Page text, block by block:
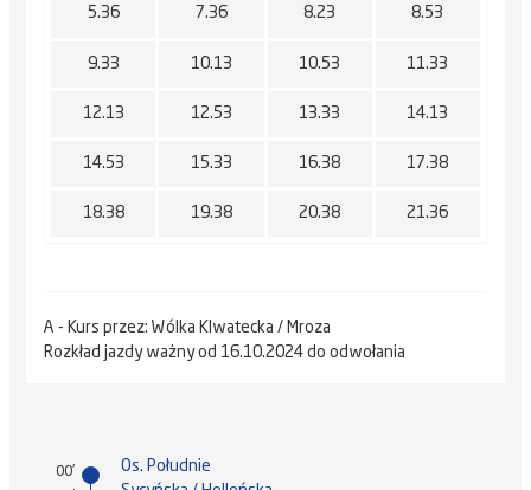
5.36 7.36 8.23 8.53
9.33 10.13 10.53 11.33
12.13 12.53 13.33 14.13
14.53 15.33 16.38 17.38
18.38 19.38 20.38 21.36
A - Kurs przez: Wólka Klwatecka / Mroza
Rozkład jazdy ważny od 16.10.2024 do odwołania
00'
Os. Południe